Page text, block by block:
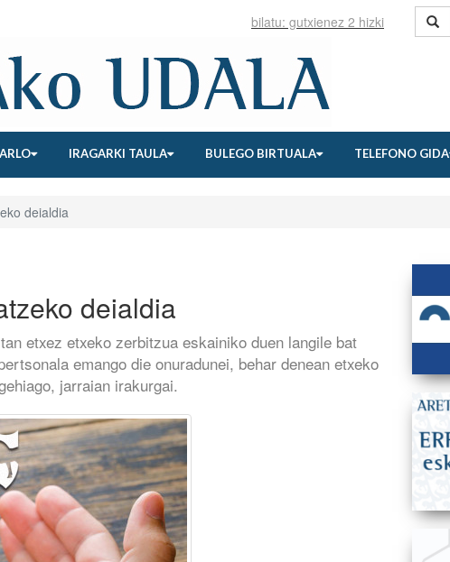
IRAGARKI TAULA BULEGO BIRTUALA TELEFONO GIDA
deialdia
deialdia
etxez etxeko zerbitzua eskainiko duen langile bat
emango die onuradunei, behar denean etxeko
jarraian irakurgai.